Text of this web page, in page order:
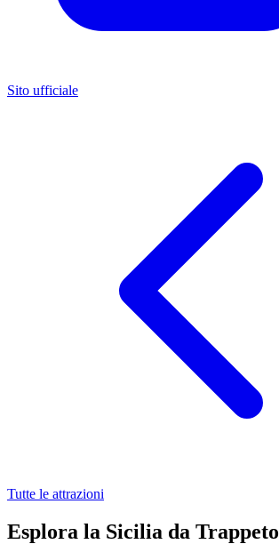
Sito ufficiale
Tutte le attrazioni
Esplora la Sicilia da Trappeto